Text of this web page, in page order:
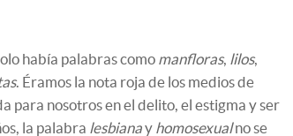
había palabras como manfloras, lilos,
. Éramos la nota roja de los medios de
para nosotros en el delito, el estigma y ser
la palabra lesbianay homosexualno se